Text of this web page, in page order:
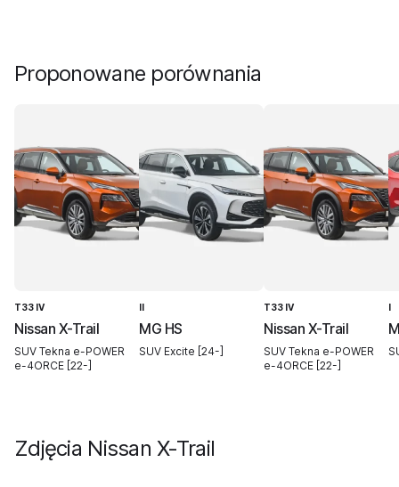
Proponowane porównania
T33 IV
Nissan X-Trail
SUV Tekna e-POWER
e-4ORCE [22-]
II
MG HS
SUV Excite [24-]
T33 IV
Nissan X-Trail
SUV Tekna e-POWER
e-4ORCE [22-]
I
Zdjęcia Nissan X-Trail